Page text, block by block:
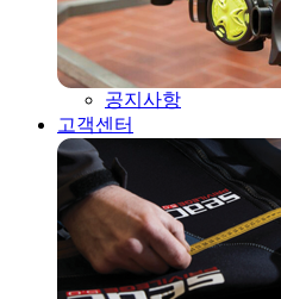
공지사항
고객센터